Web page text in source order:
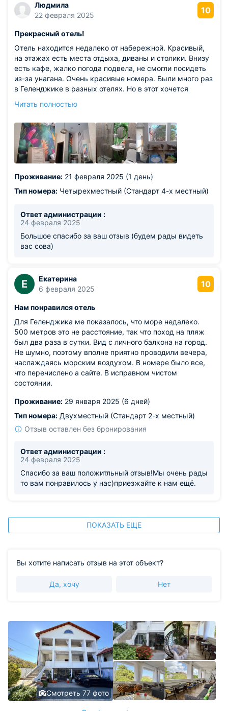
место для велосипеда.
Людмила
22 февраля 2025
10
Прекрасный отель!
Отель находится недалеко от набережной. Красивый,
на этажах есть места отдыха, диваны и столики. Внизу
есть кафе, жалко погода подвела, не смогли посидеть
из-за унагана. Очень красивые номера. Были много раз
в Геленджике в разных отелях. Но в этот хочется
номер на мансарде, а нас заселили на 2 этаж. Даже
КБ, Алкотека, магнит. Бронируйте, не пожалеете!
Читать полностью
Проживание: 21 февраля 2025 (1 день)
Тип номера: Четырехместный (Стандарт 4-х местный)
Ответ администрации :
24 февраля 2025
Большое спасибо за ваш отзыв )будем рады видеть
вас сова)
Е
Екатерина
6 февраля 2025
10
Нам понравился отель
Для Геленджика ме показалось, что море недалеко.
500 метров это не расстояние, так что поход на пляж
был два раза в сутки. Вид с личного балкона на город.
Не шумно, поэтому вполне приятно проводили вечера,
наслаждаясь морским воздухом. В номере было все,
что перечислено а сайте. В исправном чистом
состоянии.
Проживание: 29 января 2025 (6 дней)
Тип номера: Двухместный (Стандарт 2-х местный)
Отзыв оставлен без бронирования
Ответ администрации :
24 февраля 2025
Спасибо за ваш положитльный отзыв!Мы очень рады
то вам понравилось у нас)приезжайте к нам ещё.
ПОКАЗАТЬ ЕЩЕ
Вы хотите написать отзыв на этот объект?
Да, хочу Нет
Смотреть 77 фото